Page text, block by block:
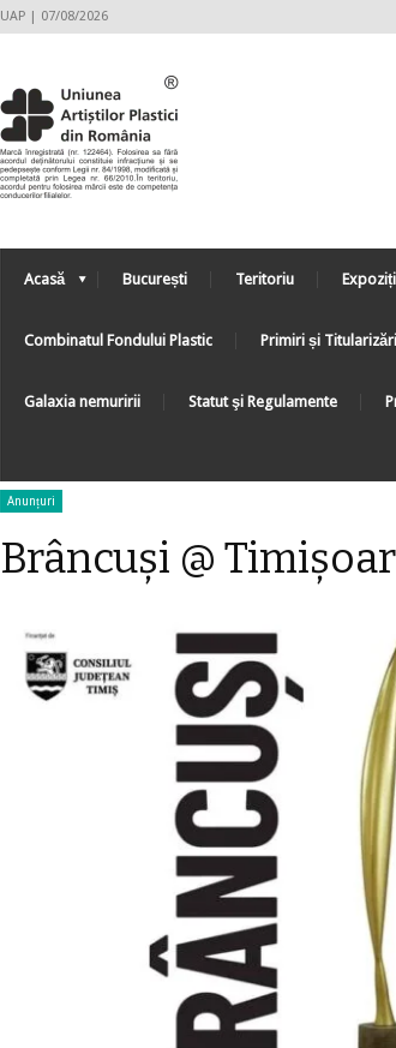
UAP | 07/08/2026
Acasă București Teritoriu
Combinatul Fondului Plastic Primiri și Titularizări
Galaxia nemuririi Statut şi Regulamente
Anunțuri
Brâncuşi @